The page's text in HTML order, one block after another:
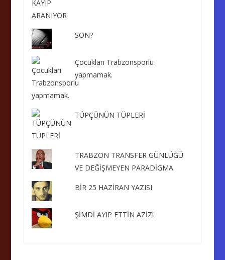
SON?
Çocukları Trabzonsporlu
yapmamak.
TÜPÇÜNÜN TÜPLERİ
TRABZON TRANSFER GÜNLÜĞÜ
VE DEĞİŞMEYEN PARADİGMA
BİR 25 HAZİRAN YAZISI
ŞİMDİ AYIP ETTİN AZİZ!